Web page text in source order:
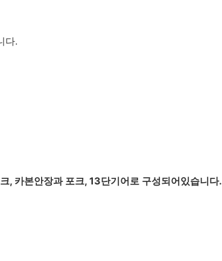
다.
, 카본안장과 포크, 13단기어로 구성되어있습니다.